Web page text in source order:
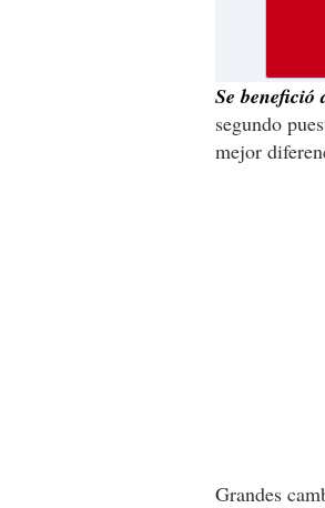
Se benefició
segundo
mejor
Grandes